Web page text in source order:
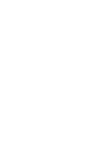
وقد كتب لها
السجان دون
بعد..